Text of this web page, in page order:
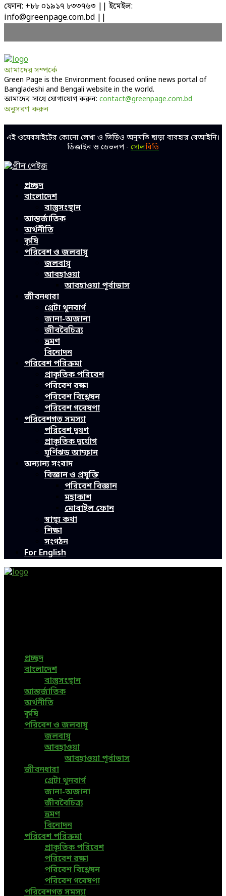
ফোন: +৮৮ ০১৯১৭ ৮৩৩৭৬৩ || ইমেইল:
info@greenpage.com.bd ||
আমাদের সম্পর্কে
Green Page is the Environment focused online news portal of
Bangladeshi and Bengali website in the world.
আমাদের সাথে যোগাযোগ করুন: contact@greenpage.com.bd
অনুসরণ করুন
এই ওয়েবসাইটের কোনো লেখা ও ভিডিও অনুমতি ছাড়া ব্যবহার বেআইনি।
ডিজাইন ও ডেভলপ - সোলবিডি
প্রচ্ছদ
বাংলাদেশ
বাস্তুসংস্থান
আন্তর্জাতিক
অর্থনীতি
কৃষি
পরিবেশ ও জলবায়ু
জলবায়ু
আবহাওয়া
আবহাওয়া পূর্বাভাস
জীবনধারা
গ্রেটা থুনবার্গ
জানা-অজানা
জীববৈচিত্র্য
ভ্রমণ
বিনোদন
পরিবেশ পরিক্রমা
প্রাকৃতিক পরিবেশ
পরিবেশ রক্ষা
পরিবেশ বিশ্লেষন
পরিবেশ গবেষণা
পরিবেশগত সমস্যা
পরিবেশ দূষণ
প্রাকৃতিক দুর্যোগ
ঘূর্ণিঝড় আম্ফান
অন্যান্য সংবাদ
বিজ্ঞান ও প্রযুক্তি
পরিবেশ বিজ্ঞান
মহাকাশ
মোবাইল ফোন
স্বাস্থ্য কথা
শিক্ষা
সংগঠন
For English
প্রচ্ছদ
বাংলাদেশ
বাস্তুসংস্থান
আন্তর্জাতিক
অর্থনীতি
কৃষি
পরিবেশ ও জলবায়ু
জলবায়ু
আবহাওয়া
আবহাওয়া পূর্বাভাস
জীবনধারা
গ্রেটা থুনবার্গ
জানা-অজানা
জীববৈচিত্র্য
ভ্রমণ
বিনোদন
পরিবেশ পরিক্রমা
প্রাকৃতিক পরিবেশ
পরিবেশ রক্ষা
পরিবেশ বিশ্লেষন
পরিবেশ গবেষণা
পরিবেশগত সমস্যা